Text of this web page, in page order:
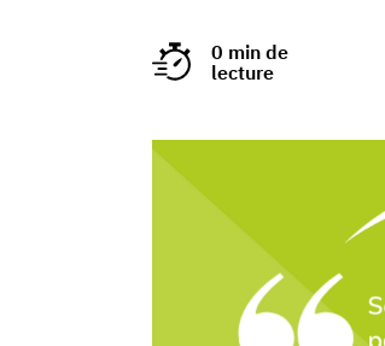
0 min de
lecture